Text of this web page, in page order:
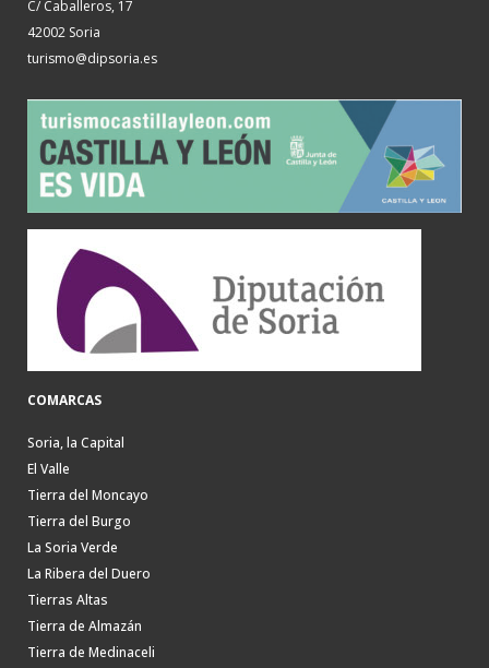
C/ Caballeros, 17
42002 Soria
turismo@dipsoria.es
COMARCAS
Soria, la Capital
El Valle
Tierra del Moncayo
Tierra del Burgo
La Soria Verde
La Ribera del Duero
Tierras Altas
Tierra de Almazán
Tierra de Medinaceli